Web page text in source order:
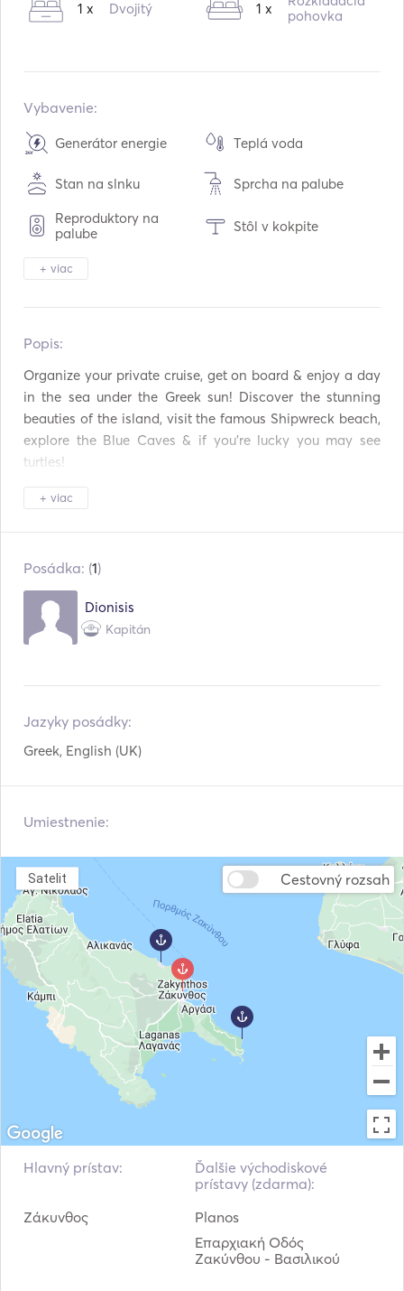
Kapacita vody:150 L
1 x Dvojitý 1 x
pohovka
Vybavenie:
Generátor energie Teplá voda
Stan na slnku Sprcha na palube
Reproduktory na
palube
Stôl v kokpite
Ďalekohľad
Mikrovlnná rúra
Horúce platne Pripojenie USB
Mp3 prehrávač / rádio
/ CD
Vybavenie na
šnorchlovanie
+ viac
Popis:
Organize your private cruise, get on board & enjoy a day
in the sea under the Greek sun! Discover the stunning
beauties of the island, visit the famous Shipwreck beach,
explore the Blue Caves & if you're lucky you may see
turtles!
+ viac
Posádka: (1)
Dionisis
Kapitán
Jazyky posádky:
Greek, English (UK)
Umiestnenie:
Cestovný rozsah
Satelit
Hlavný prístav:
Ζάκυνθος
Ďalšie východiskové
prístavy (zdarma):
Planos
Επαρχιακή Οδός
Ζακύνθου - Βασιλικού